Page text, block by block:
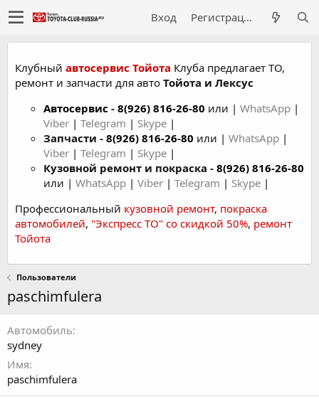
Вход Регистрация
Клубный автосервис Тойота Клуба предлагает ТО,
ремонт и запчасти для авто Тойота и Лексус
Автосервис - 8(926) 816-26-80 или | WhatsApp |
Viber | Telegram | Skype |
Запчасти - 8(926) 816-26-80 или | WhatsApp |
Viber | Telegram | Skype |
Кузовной ремонт и покраска - 8(926) 816-26-80
или | WhatsApp | Viber | Telegram | Skype |
Профессиональный кузовной ремонт, покраска
автомобилей, "Экспресс ТО" со скидкой 50%, ремонт
Тойота
Пользователи
paschimfulera
Автомобиль
sydney
Имя
paschimfulera